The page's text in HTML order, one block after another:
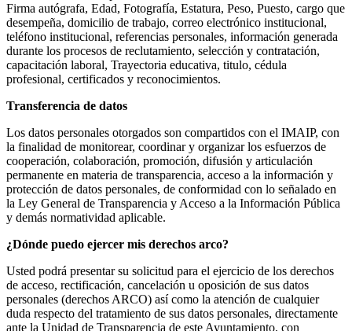
Firma autógrafa, Edad, Fotografía, Estatura, Peso, Puesto, cargo que
desempeña, domicilio de trabajo, correo electrónico institucional,
teléfono institucional, referencias personales, información generada
durante los procesos de reclutamiento, selección y contratación,
capacitación laboral, Trayectoria educativa, titulo, cédula
profesional, certificados y reconocimientos.
Transferencia de datos
Los datos personales otorgados son compartidos con el IMAIP, con
la finalidad de monitorear, coordinar y organizar los esfuerzos de
cooperación, colaboración, promoción, difusión y articulación
permanente en materia de transparencia, acceso a la información y
protección de datos personales, de conformidad con lo señalado en
la Ley General de Transparencia y Acceso a la Información Pública
y demás normatividad aplicable.
¿Dónde puedo ejercer mis derechos arco?
Usted podrá presentar su solicitud para el ejercicio de los derechos
de acceso, rectificación, cancelación u oposición de sus datos
personales (derechos ARCO) así como la atención de cualquier
duda respecto del tratamiento de sus datos personales, directamente
ante la Unidad de Transparencia de este Ayuntamiento, con